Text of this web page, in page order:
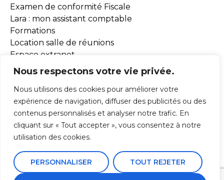
Nous respectons votre vie privée.
Nous utilisons des cookies pour améliorer votre
expérience de navigation, diffuser des publicités ou des
contenus personnalisés et analyser notre trafic. En
cliquant sur « Tout accepter », vous consentez à notre
utilisation des cookies.
PERSONNALISER TOUT REJETER
Examen de conformité Fiscale
Lara : mon assistant comptable
Formations
Location salle de réunions
Espace extranet
Document BNC
ADHESION
ACTUALITÉS
Mentions Légales